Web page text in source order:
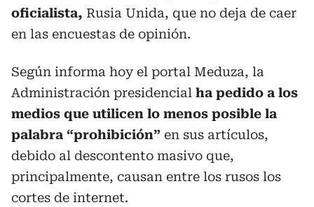
oficialista, Rusia Unida, que no deja de caer
en las encuestas de opinión.
Según informa hoy el portal Meduza, la
Administración presidencial ha pedido a los
medios que utilicen lo menos posible la
palabra “prohibición” en sus artículos,
debido al descontento masivo que,
principalmente, causan entre los rusos los
cortes de internet.